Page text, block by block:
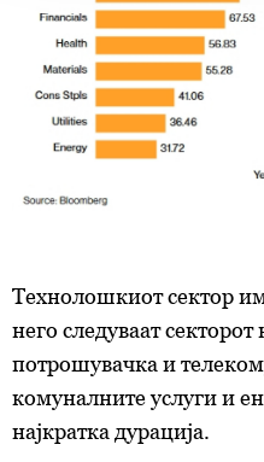
обработуваме како и за
нашатаПолитика на
други слични технологии
колачиња. Колачињата
повторно да ги ажурирате
деталите“. Согласноста
ја повлечете без
Технолошкиот сектор
него следуваат
потрошувачка и
комуналните услуги и
најкратка дурација.